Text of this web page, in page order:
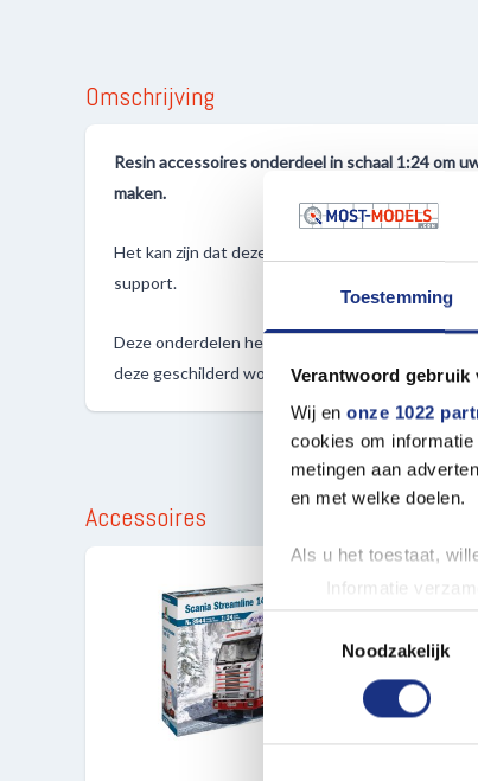
Toestemming
Verantwoord gebruik
Wij en onze 1022
cookies om
metingen aan
en met welke doelen.
Als u het toestaat,
Informatie
Uw apparaat
Lees meer over hoe
toestemming op elk
websiteverkeer te
Toestemmingsselectie
Noodzakelijk
Omschrijving
Resin accessoires onderdeel in schaal 1:24 om
maken.
Het kan zijn dat deze onderdelen nog los
support.
Deze onderdelen hebben ten alle tijden
deze geschilderd worden.
Accessoires